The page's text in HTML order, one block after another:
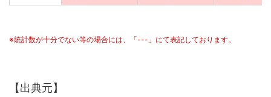
※統計数が十分でない等の場合には、「---」にて表記しております。
【出典元】